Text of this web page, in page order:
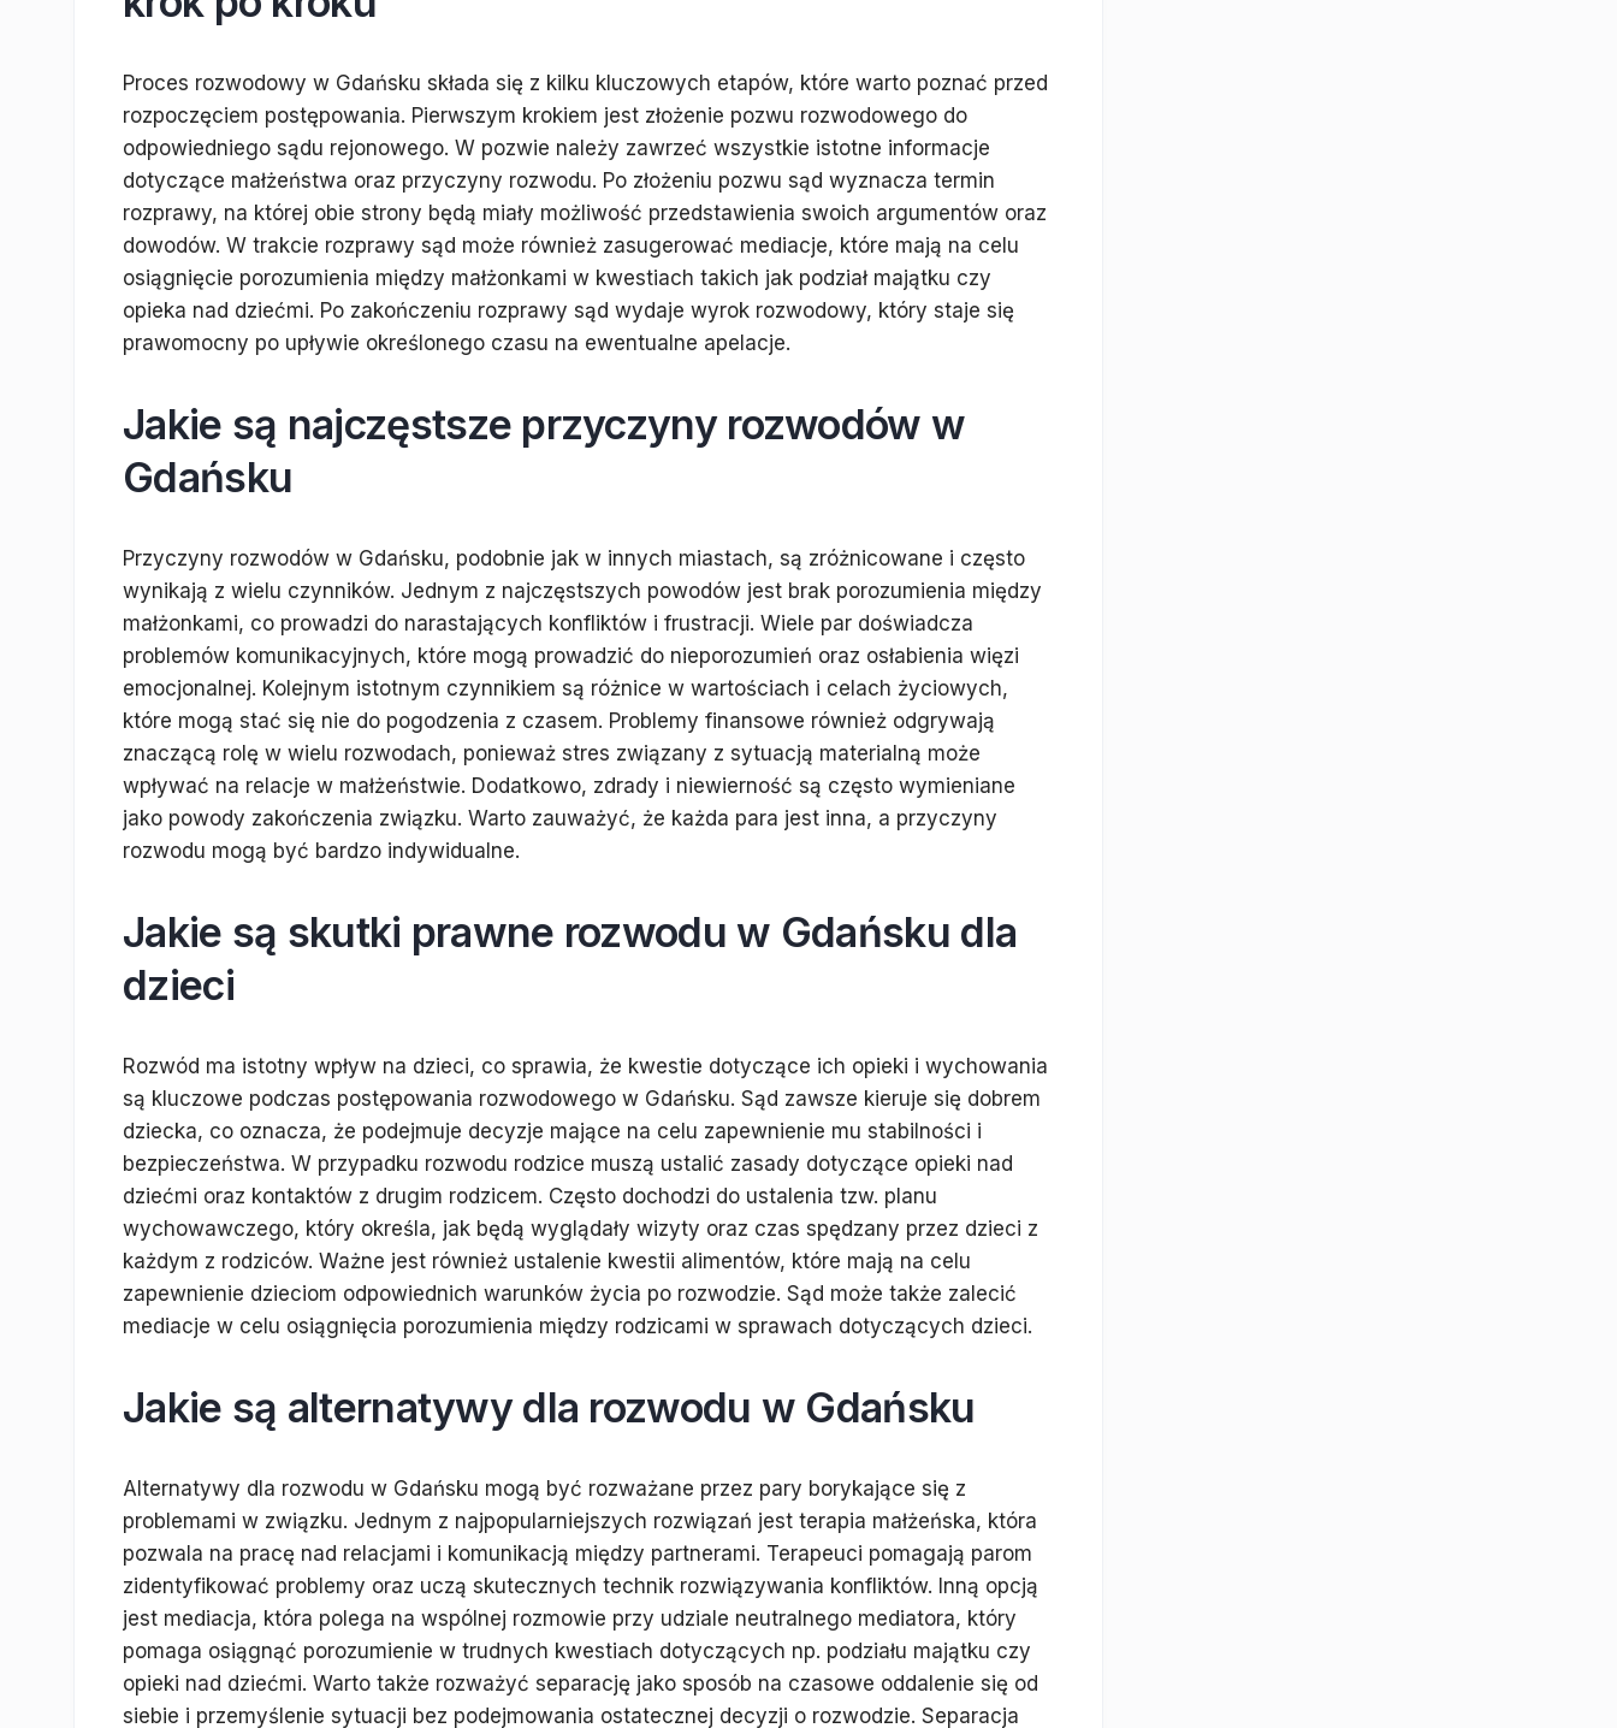
Proces rozwodowy w Gdańsku składa się z kilku kluczowych etapów, które warto poznać przed
rozpoczęciem postępowania. Pierwszym krokiem jest złożenie pozwu rozwodowego do
odpowiedniego sądu rejonowego. W pozwie należy zawrzeć wszystkie istotne informacje
dotyczące małżeństwa oraz przyczyny rozwodu. Po złożeniu pozwu sąd wyznacza termin
rozprawy, na której obie strony będą miały możliwość przedstawienia swoich argumentów oraz
dowodów. W trakcie rozprawy sąd może również zasugerować mediacje, które mają na celu
osiągnięcie porozumienia między małżonkami w kwestiach takich jak podział majątku czy
opieka nad dziećmi. Po zakończeniu rozprawy sąd wydaje wyrok rozwodowy, który staje się
prawomocny po upływie określonego czasu na ewentualne apelacje.
Jakie są najczęstsze przyczyny rozwodów w
Gdańsku
Przyczyny rozwodów w Gdańsku, podobnie jak w innych miastach, są zróżnicowane i często
wynikają z wielu czynników. Jednym z najczęstszych powodów jest brak porozumienia między
małżonkami, co prowadzi do narastających konfliktów i frustracji. Wiele par doświadcza
problemów komunikacyjnych, które mogą prowadzić do nieporozumień oraz osłabienia więzi
emocjonalnej. Kolejnym istotnym czynnikiem są różnice w wartościach i celach życiowych,
które mogą stać się nie do pogodzenia z czasem. Problemy finansowe również odgrywają
znaczącą rolę w wielu rozwodach, ponieważ stres związany z sytuacją materialną może
wpływać na relacje w małżeństwie. Dodatkowo, zdrady i niewierność są często wymieniane
jako powody zakończenia związku. Warto zauważyć, że każda para jest inna, a przyczyny
rozwodu mogą być bardzo indywidualne.
Jakie są skutki prawne rozwodu w Gdańsku dla
dzieci
Rozwód ma istotny wpływ na dzieci, co sprawia, że kwestie dotyczące ich opieki i wychowania
są kluczowe podczas postępowania rozwodowego w Gdańsku. Sąd zawsze kieruje się dobrem
dziecka, co oznacza, że podejmuje decyzje mające na celu zapewnienie mu stabilności i
bezpieczeństwa. W przypadku rozwodu rodzice muszą ustalić zasady dotyczące opieki nad
dziećmi oraz kontaktów z drugim rodzicem. Często dochodzi do ustalenia tzw. planu
wychowawczego, który określa, jak będą wyglądały wizyty oraz czas spędzany przez dzieci z
każdym z rodziców. Ważne jest również ustalenie kwestii alimentów, które mają na celu
zapewnienie dzieciom odpowiednich warunków życia po rozwodzie. Sąd może także zalecić
mediacje w celu osiągnięcia porozumienia między rodzicami w sprawach dotyczących dzieci.
Jakie są alternatywy dla rozwodu w Gdańsku
Alternatywy dla rozwodu w Gdańsku mogą być rozważane przez pary borykające się z
problemami w związku. Jednym z najpopularniejszych rozwiązań jest terapia małżeńska, która
pozwala na pracę nad relacjami i komunikacją między partnerami. Terapeuci pomagają parom
zidentyfikować problemy oraz uczą skutecznych technik rozwiązywania konfliktów. Inną opcją
jest mediacja, która polega na wspólnej rozmowie przy udziale neutralnego mediatora, który
pomaga osiągnąć porozumienie w trudnych kwestiach dotyczących np. podziału majątku czy
opieki nad dziećmi. Warto także rozważyć separację jako sposób na czasowe oddalenie się od
siebie i przemyślenie sytuacji bez podejmowania ostatecznej decyzji o rozwodzie. Separacja